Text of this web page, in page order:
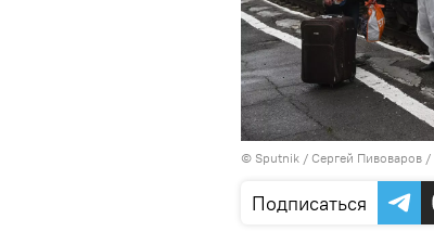
© Sputnik / Сергей Пивоваров /
Подписаться